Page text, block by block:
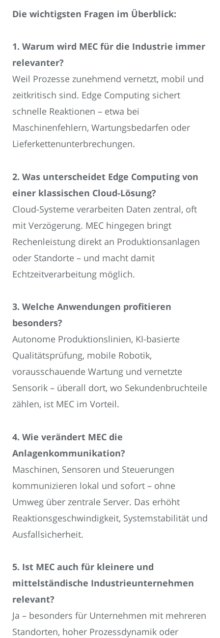
Die wichtigsten Fragen im Überblick:
1. Warum wird MEC für die Industrie immer
relevanter?
Weil Prozesse zunehmend vernetzt, mobil und
zeitkritisch sind. Edge Computing sichert
schnelle Reaktionen – etwa bei
Maschinenfehlern, Wartungsbedarfen oder
Lieferkettenunterbrechungen.
2. Was unterscheidet Edge Computing von
einer klassischen Cloud-Lösung?
Cloud-Systeme verarbeiten Daten zentral, oft
mit Verzögerung. MEC hingegen bringt
Rechenleistung direkt an Produktionsanlagen
oder Standorte – und macht damit
Echtzeitverarbeitung möglich.
3. Welche Anwendungen profitieren
besonders?
Autonome Produktionslinien, KI-basierte
Qualitätsprüfung, mobile Robotik,
vorausschauende Wartung und vernetzte
Sensorik – überall dort, wo Sekundenbruchteile
zählen, ist MEC im Vorteil.
4. Wie verändert MEC die
Anlagenkommunikation?
Maschinen, Sensoren und Steuerungen
kommunizieren lokal und sofort – ohne
Umweg über zentrale Server. Das erhöht
Reaktionsgeschwindigkeit, Systemstabilität und
Ausfallsicherheit.
5. Ist MEC auch für kleinere und
mittelständische Industrieunternehmen
relevant?
Ja – besonders für Unternehmen mit mehreren
Standorten, hoher Prozessdynamik oder